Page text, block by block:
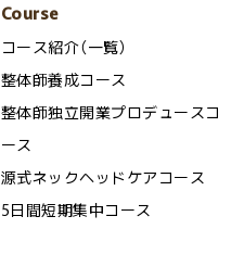
Course
コース紹介（一覧）
整体師養成コース
整体師独立開業プロデュースコ
ース
源式ネックヘッドケアコース
5日間短期集中コース